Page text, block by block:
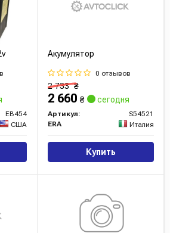
EB454
США
Акумулятор
0 отзывов
2 733₴
2 660 ₴ сегодня
Артикул:
S54521
ERA
Италия
Купить